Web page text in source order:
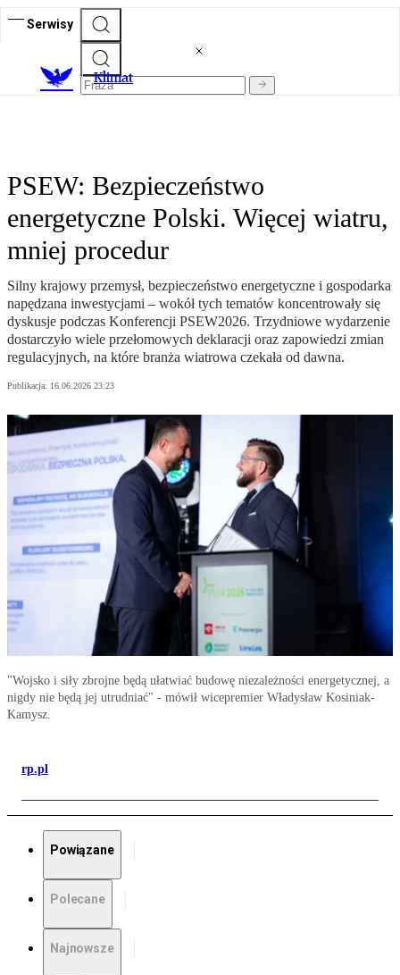
Serwisy
Klimat
PSEW: Bezpieczeństwo
energetyczne Polski. Więcej wiatru,
mniej procedur
Silny krajowy przemysł, bezpieczeństwo energetyczne i gospodarka
napędzana inwestycjami – wokół tych tematów koncentrowały się
dyskusje podczas Konferencji PSEW2026. Trzydniowe wydarzenie
dostarczyło wiele przełomowych deklaracji oraz zapowiedzi zmian
regulacyjnych, na które branża wiatrowa czekała od dawna.
Publikacja: 16.06.2026 23:23
"Wojsko i siły zbrojne będą ułatwiać budowę niezależności energetycznej, a
nigdy nie będą jej utrudniać" - mówił wicepremier Władysław Kosiniak-
Kamysz.
rp.pl
Powiązane
Polecane
Najnowsze